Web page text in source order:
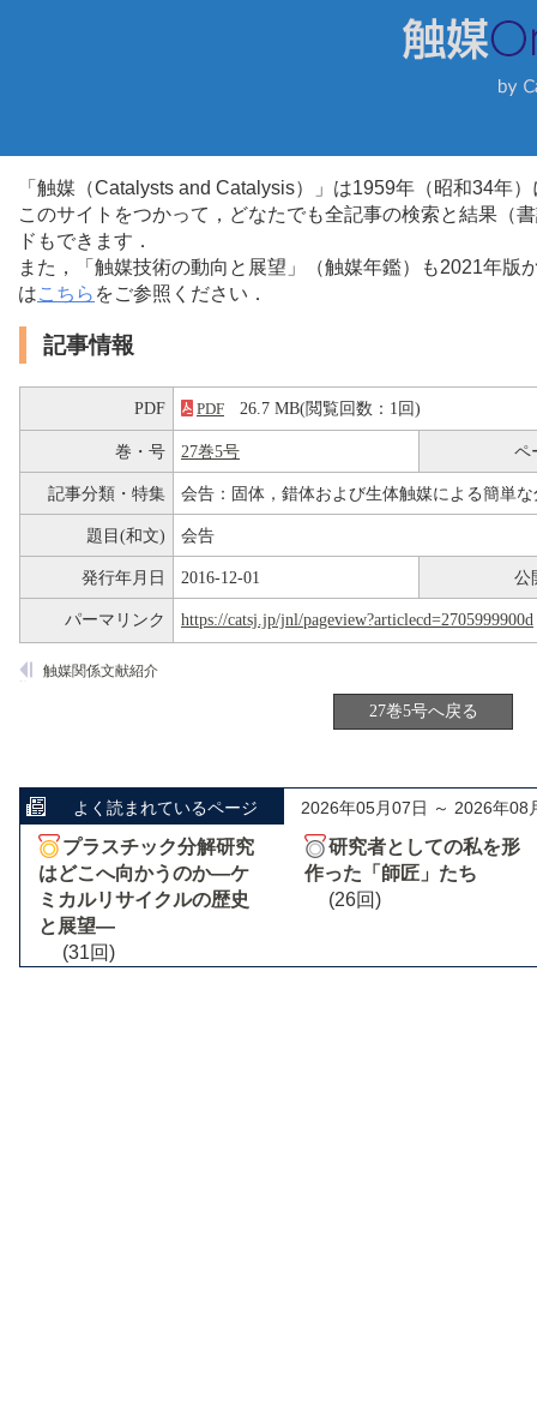
「触媒（Catalysts and Catalysis）」は1959年（昭和34年
このサイトをつかって，どなたでも全記事の検索と結果（
ドもできます．
また，「触媒技術の動向と展望」（触媒年鑑）も2021年
はこちら をご参照ください．
記事情報
PDF PDF 26.7 MB(閲覧回数：1回)
巻・号 27巻5号 ペ
記事分類・特集 会告：固体，錯体および生体触媒による簡単
題目(和文) 会告
発行年月日 2016-12-01 公
パーマリンク https://catsj.jp/jnl/pageview?articlecd=2705999900d
触媒関係文献紹介
27巻5号へ戻る
よく読まれているページ 2026年05月07日 ～ 2026年08
プラスチック分解研究
はどこへ向かうのか―ケ
ミカルリサイクルの歴史
と展望―
(31回)
研究者としての私を形
作った「師匠」たち
(26回)